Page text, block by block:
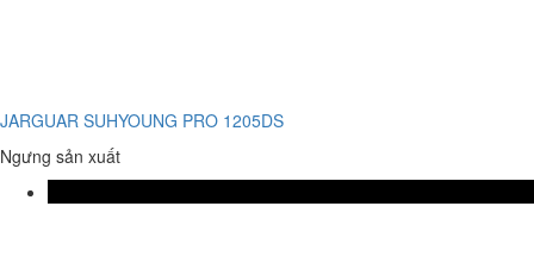
JARGUAR SUHYOUNG PRO 1205DS
Ngưng sản xuất